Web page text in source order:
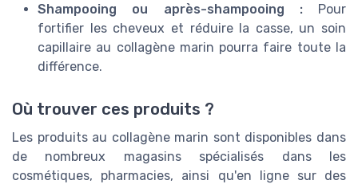
Shampooing ou après-shampooing :Pour
fortifier les cheveux et réduire la casse, un soin
capillaire au collagène marin pourra faire toute la
différence.
Où trouver ces produits ?
Les produits au collagène marin sont disponibles dans
de nombreux magasins spécialisés dans les
cosmétiques, pharmacies, ainsi qu'en ligne sur des